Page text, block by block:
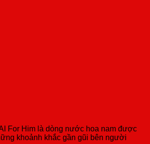
For Him là dòng nước hoa nam được
khoảnh khắc gần gũi bên người